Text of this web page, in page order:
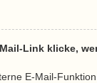
Link klicke,
E-Mail-